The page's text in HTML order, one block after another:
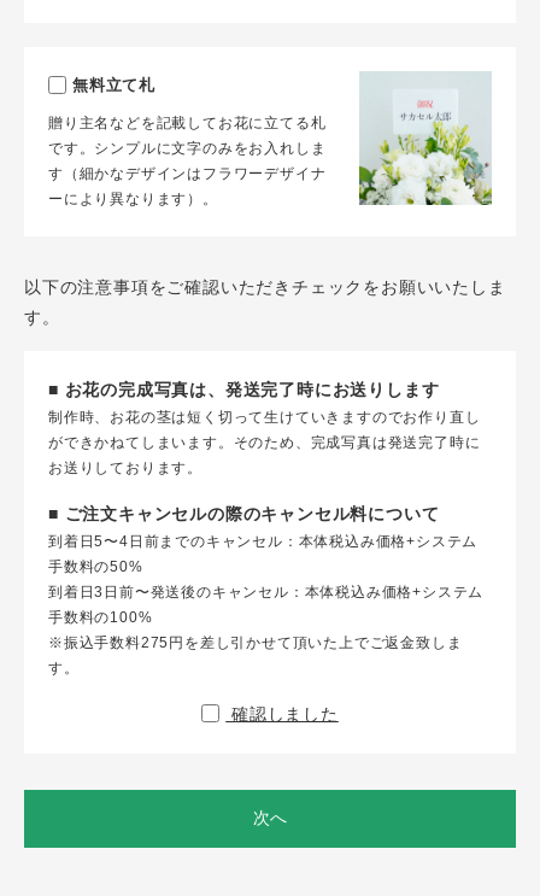
無料立て札
贈り主名などを記載してお花に立てる札
です。シンプルに文字のみをお入れしま
す（細かなデザインはフラワーデザイナ
ーにより異なります）。
以下の注意事項をご確認いただきチェックをお願いいたしま
す。
■ お花の完成写真は、発送完了時にお送りします
制作時、お花の茎は短く切って生けていきますのでお作り直し
ができかねてしまいます。そのため、完成写真は発送完了時に
お送りしております。
■ ご注文キャンセルの際のキャンセル料について
到着日5〜4日前までのキャンセル：本体税込み価格+システム
手数料の50%
到着日3日前〜発送後のキャンセル：本体税込み価格+システム
手数料の100%
※振込手数料275円を差し引かせて頂いた上でご返金致しま
す。
確認しました
次へ